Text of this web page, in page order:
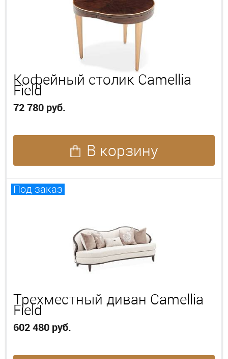
Кофейный столик Camellia
Field
72 780 руб.
В корзину
Под заказ
Трехместный диван Camellia
Field
602 480 руб.